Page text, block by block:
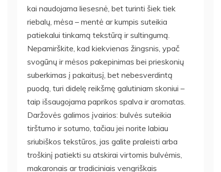
kai naudojama liesesnė, bet turinti šiek tiek
riebalų, mėsa – mentė ar kumpis suteikia
patiekalui tinkamą tekstūrą ir sultingumą.
Nepamirškite, kad kiekvienas žingsnis, ypač
svogūnų ir mėsos pakepinimas bei prieskonių
suberkimas į pakaitusį, bet nebesverdintą
puodą, turi didelę reikšmę galutiniam skoniui –
taip išsaugojama paprikos spalva ir aromatas.
Daržovės galimos įvairios: bulvės suteikia
tirštumo ir sotumo, tačiau jei norite labiau
sriubiškos tekstūros, jas galite praleisti arba
troškinį patiekti su atskirai virtomis bulvėmis,
makaronais ar tradiciniais vengriškais